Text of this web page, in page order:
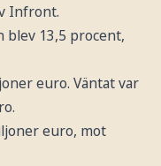
Infront.
blev 13,5 procent,
euro. Väntat var
euro, mot